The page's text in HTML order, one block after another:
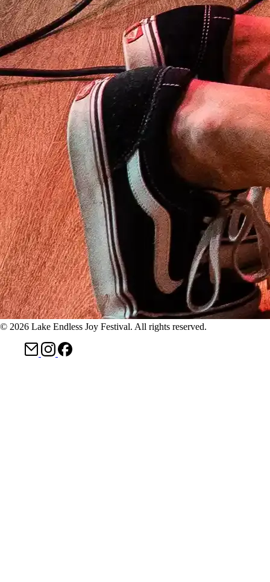
© 2026 Lake Endless Joy Festival. All rights reserved.